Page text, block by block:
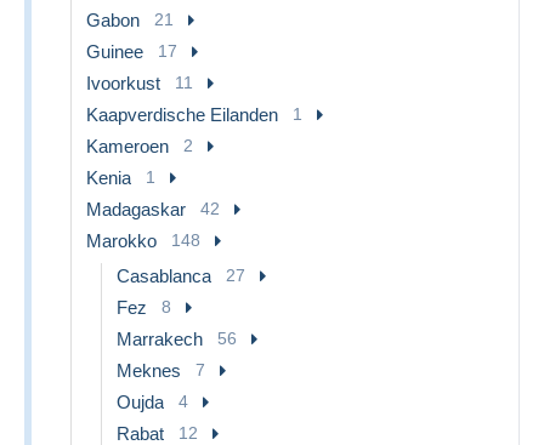
Gabon 21
Guinee 17
Ivoorkust 11
Kaapverdische Eilanden 1
Kameroen 2
Kenia 1
Madagaskar 42
Marokko 148
Casablanca 27
Fez 8
Marrakech 56
Meknes 7
Oujda 4
Rabat 12